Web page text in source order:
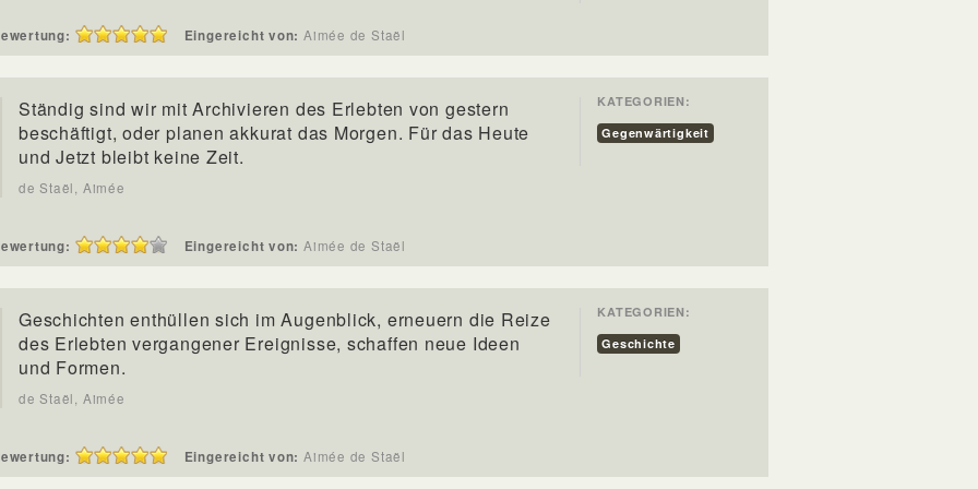
Eingereicht von: Aimée de Staël
Ständig sind wir mit Archivieren des Erlebten von gestern
beschäftigt, oder planen akkurat das Morgen. Für das Heute
und Jetzt bleibt keine Zeit.
de Staël, Aimée
KATEGORIEN:
Gegenwärtigkeit
Eingereicht von: Aimée de Staël
Geschichten enthüllen sich im Augenblick, erneuern die Reize
des Erlebten vergangener Ereignisse, schaffen neue Ideen
und Formen.
de Staël, Aimée
KATEGORIEN:
Geschichte
Eingereicht von: Aimée de Staël